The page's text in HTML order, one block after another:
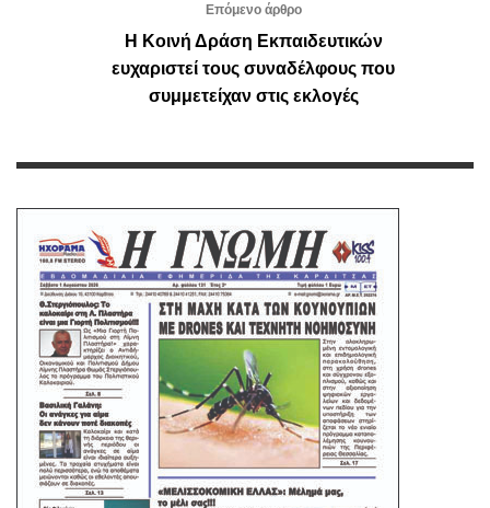
Επόμενο άρθρο
Η Κοινή Δράση Εκπαιδευτικών
ευχαριστεί τους συναδέλφους που
συμμετείχαν στις εκλογές